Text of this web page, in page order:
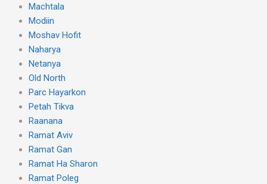
Machtala
Modiin
Moshav Hofit
Naharya
Netanya
Old North
Parc Hayarkon
Petah Tikva
Raanana
Ramat Aviv
Ramat Gan
Ramat Ha Sharon
Ramat Poleg